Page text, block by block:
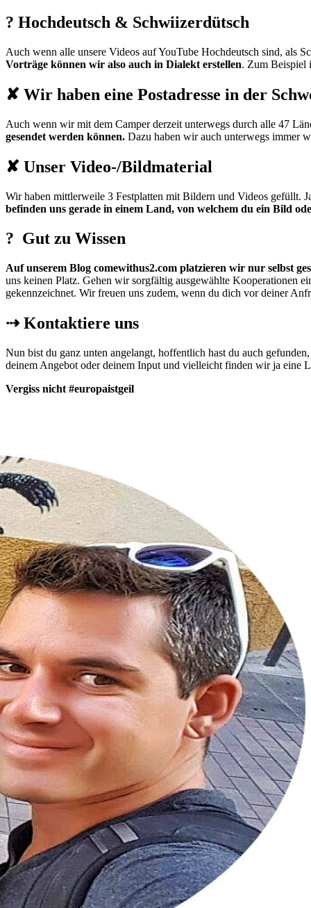
? Hochdeutsch & Schwiizerdütsch
Auch wenn alle unsere Videos auf YouTube Hochdeutsch sind, als
Vorträge können wir also auch in Dialekt erstellen. Zum Beispiel
✘ Wir haben eine Postadresse in der
Auch wenn wir mit dem Camper derzeit unterwegs durch alle 47
gesendet werden können. Dazu haben wir auch unterwegs immer
✘ Unser Video-/Bildmaterial
Wir haben mittlerweile 3 Festplatten mit Bildern und Videos gefüllt.
befinden uns gerade in einem Land, von welchem du ein Bild
? Gut zu Wissen
Auf unserem Blog comewithus2.com platzieren wir nur selbst
uns keinen Platz. Gehen wir sorgfältig ausgewählte Kooperationen
gekennzeichnet. Wir freuen uns zudem, wenn du dich vor deiner
⇢ Kontaktiere uns
Nun bist du ganz unten angelangt, hoffentlich hast du auch
deinem Angebot oder deinem Input und vielleicht finden wir ja eine
Vergiss nicht #europaistgeil